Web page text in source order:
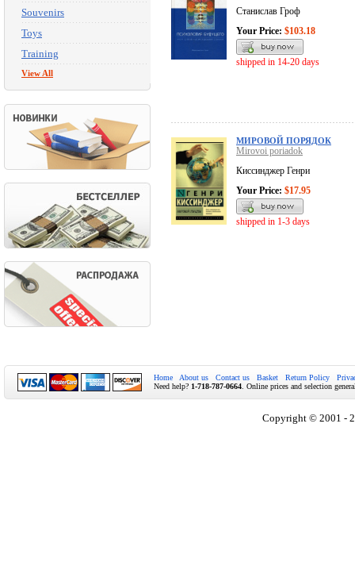
Souvenirs
Toys
Training
View All
Станислав Гроф
Your Price: $103.18
shipped in 14-20 days
МИРОВОЙ ПОРЯДОК
Mirovoi poriadok
Киссинджер Генри
Your Price: $17.95
shipped in 1-3 days
Home About us Contact us Basket Return Policy
Need help? 1-718-787-0664 . Online prices and selection
Copyright © 2001 -